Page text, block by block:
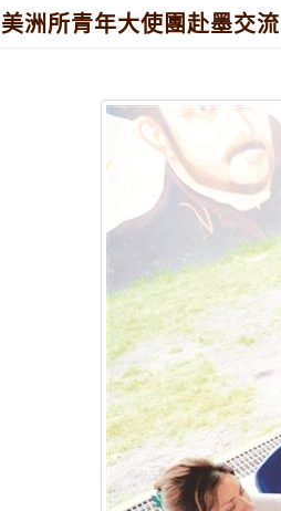
美洲所青年大使團赴墨交流